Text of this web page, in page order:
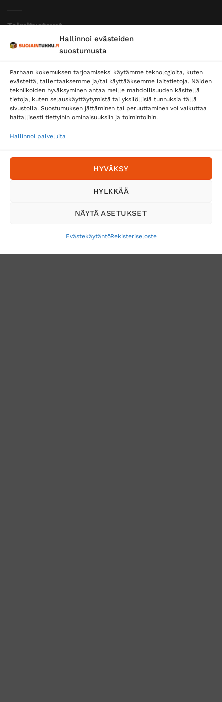
Hallinnoi evästeiden
suostumusta
Parhaan kokemuksen tarjoamiseksi käytämme teknologioita, kuten
evästeitä, tallentaaksemme ja/tai käyttääksemme laitetietoja. Näiden
tekniikoiden hyväksyminen antaa meille mahdollisuuden käsitellä
tietoja, kuten selauskäyttäytymistä tai yksilöllisiä tunnuksia tällä
sivustolla. Suostumuksen jättäminen tai peruuttaminen voi vaikuttaa
haitallisesti tiettyihin ominaisuuksiin ja toimintoihin.
Hallinnoi palveluita
HYVÄKSY
HYLKKÄÄ
NÄYTÄ ASETUKSET
EvästekäytäntöRekisteriseloste
Toimitustavat
Posti
Postnord
Tilaa uutiskirje ja saat erikoisalennuksia